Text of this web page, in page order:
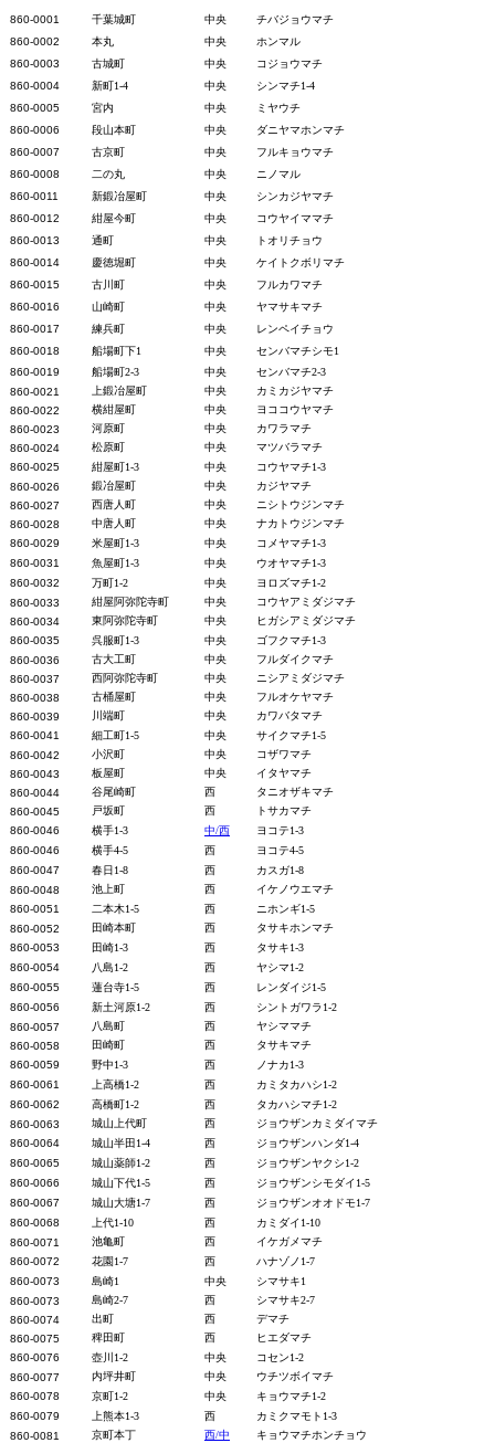
860-0001 千葉城町 中央
チバジョウマチ
860-0002
本丸 中央
ホンマル
860-0003
古城町 中央
コジョウマチ
860-0004
新町1-4 中央
シンマチ1-4
860-0005
宮内 中央
ミヤウチ
860-0006
段山本町 中央
ダニヤマホンマチ
860-0007
古京町 中央
フルキョウマチ
860-0008
二の丸 中央
ニノマル
860-0011
新鍛冶屋町 中央
シンカジヤマチ
860-0012
紺屋今町 中央
コウヤイママチ
860-0013
通町 中央
トオリチョウ
860-0014
慶徳堀町 中央
ケイトクボリマチ
860-0015
古川町 中央
フルカワマチ
860-0016
山崎町 中央
ヤマサキマチ
860-0017
練兵町 中央
レンペイチョウ
860-0018
船場町下1 中央
センバマチシモ1
860-0019
船場町2-3 中央
センバマチ2-3
860-0021
上鍛冶屋町 中央
カミカジヤマチ
860-0022
横紺屋町 中央
ヨココウヤマチ
860-0023
河原町 中央
カワラマチ
860-0024
松原町 中央
マツバラマチ
860-0025
紺屋町1-3 中央
コウヤマチ1-3
860-0026
鍛冶屋町 中央
カジヤマチ
860-0027
西唐人町 中央
ニシトウジンマチ
860-0028
中唐人町 中央
ナカトウジンマチ
860-0029
米屋町1-3 中央
コメヤマチ1-3
860-0031
魚屋町1-3 中央
ウオヤマチ1-3
860-0032
万町1-2 中央
ヨロズマチ1-2
860-0033
紺屋阿弥陀寺町 中央
コウヤアミダジマチ
860-0034
東阿弥陀寺町 中央
ヒガシアミダジマチ
860-0035
呉服町1-3 中央
ゴフクマチ1-3
860-0036
古大工町 中央
フルダイクマチ
860-0037
西阿弥陀寺町 中央
ニシアミダジマチ
860-0038
古桶屋町 中央
フルオケヤマチ
860-0039
川端町 中央
カワバタマチ
860-0041
細工町1-5 中央
サイクマチ1-5
860-0042
小沢町 中央
コザワマチ
860-0043
板屋町 中央
イタヤマチ
860-0044
谷尾崎町 西
タニオザキマチ
860-0045
戸坂町 西
トサカマチ
860-0046
横手1-3 中/西
ヨコテ1-3
860-0046
横手4-5 西
ヨコテ4-5
860-0047
春日1-8 西
カスガ1-8
860-0048
池上町 西
イケノウエマチ
860-0051
二本木1-5 西
ニホンギ1-5
860-0052
田崎本町 西
タサキホンマチ
860-0053
田崎1-3 西
タサキ1-3
860-0054
八島1-2 西
ヤシマ1-2
860-0055
蓮台寺1-5 西
レンダイジ1-5
860-0056
新土河原1-2 西
シントガワラ1-2
860-0057
八島町 西
ヤシママチ
860-0058
田崎町 西
タサキマチ
860-0059
野中1-3 西
ノナカ1-3
860-0061
上高橋1-2 西
カミタカハシ1-2
860-0062
高橋町1-2 西
タカハシマチ1-2
860-0063
城山上代町 西
ジョウザンカミダイマチ
860-0064
城山半田1-4 西
ジョウザンハンダ1-4
860-0065
城山薬師1-2 西
ジョウザンヤクシ1-2
860-0066
城山下代1-5 西
ジョウザンシモダイ1-5
860-0067
城山大塘1-7 西
ジョウザンオオドモ1-7
860-0068
上代1-10 西
カミダイ1-10
860-0071
池亀町 西
イケガメマチ
860-0072
花園1-7 西
ハナゾノ1-7
860-0073
島崎1 中央
シマサキ1
860-0073
島崎2-7 西
シマサキ2-7
860-0074
出町 西
デマチ
860-0075
稗田町 西
ヒエダマチ
860-0076
壺川1-2 中央
コセン1-2
860-0077
内坪井町 中央
ウチツボイマチ
860-0078
京町1-2 中央
キョウマチ1-2
860-0079
上熊本1-3 西
カミクマモト1-3
860-0081
京町本丁 西/中
キョウマチホンチョウ